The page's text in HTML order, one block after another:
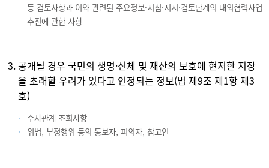
등 검토사항과 이와 관련된 주요정보·지침·지시·검토단계의 대외협력사업
추진에 관한 사항
공개될 경우 국민의 생명·신체 및 재산의 보호에 현저한 지장
을 초래할 우려가 있다고 인정되는 정보(법 제9조 제1항 제3
호)
수사관계 조회사항
위법, 부정행위 등의 통보자, 피의자, 참고인